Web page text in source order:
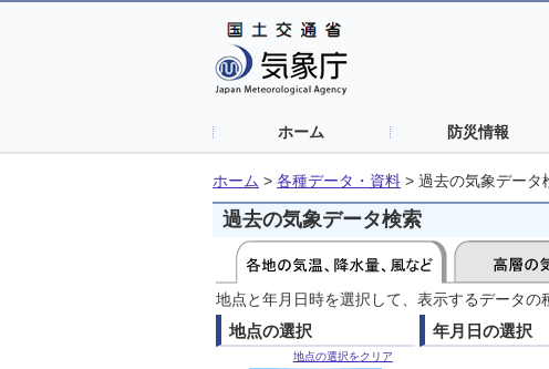
ホーム 防災情報
ホーム > 各種データ・資料 > 過去の気象データ
過去の気象データ検索
地点と年月日時を選択して、表示するデータの
地点の選択
地点の選択をクリア
年月日の選択